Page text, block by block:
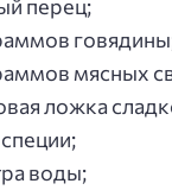
перец;
мясных
ложка
воды;